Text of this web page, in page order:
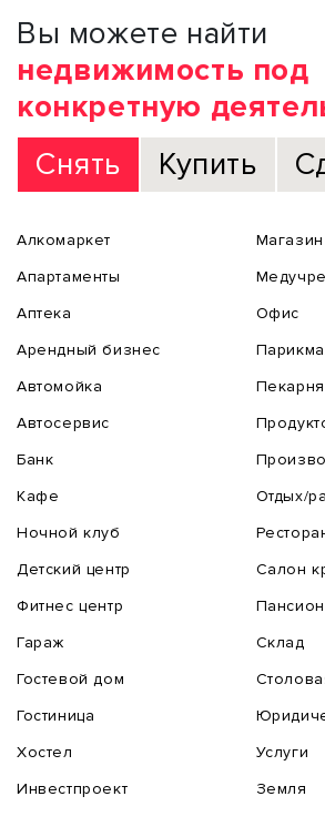
Вы можете найти
недвижимость под
конкретную
Снять
Купить
Алкомаркет
Апартаменты
Аптека
Арендный бизнес
Автомойка
Автосервис
Банк
Кафе
Ночной клуб
Детский центр
Фитнес центр
Гараж
Гостевой дом
Гостиница
Хостел
Инвестпроект
Магазин
Офис
Пекарня
Отдых/
Салон
Склад
Услуги
Земля